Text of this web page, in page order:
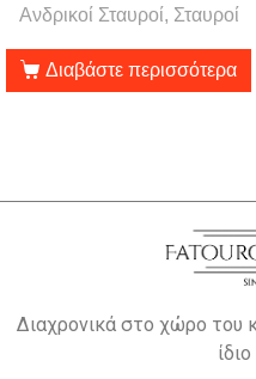
Ανδρικοί Σταυροί, Σταυροί
Διαβάστε περισσότερα
Διαχρονικά στο χώρο του